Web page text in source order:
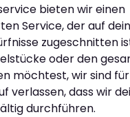
bieten wir einen
Service, der auf
zugeschnitten
oder den
möchtest, wir sind
verlassen, dass wir
durchführen.